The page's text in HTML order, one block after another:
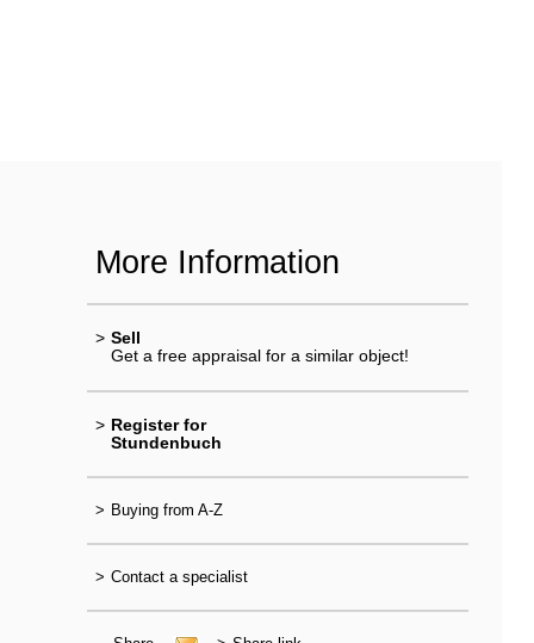
More Information
> Sell
Get a free appraisal for a similar object!
> Register for
Stundenbuch
> Buying from A-Z
> Contact a specialist